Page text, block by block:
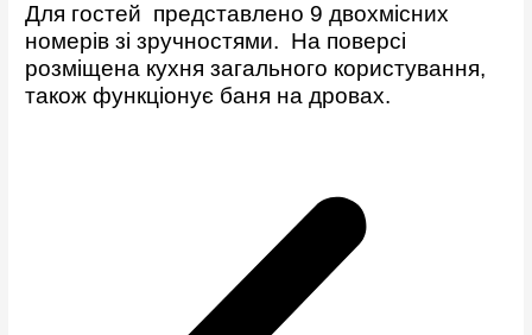
Для гостей представлено 9 двохмісних
номерів зі зручностями. На поверсі
розміщена кухня загального користування,
також функціонує баня на дровах.